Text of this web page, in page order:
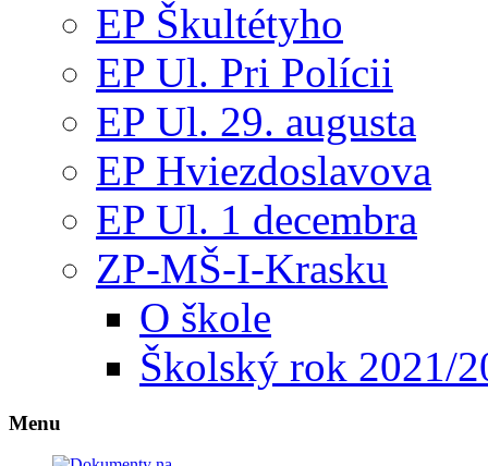
EP Škultétyho
EP Ul. Pri Polícii
EP Ul. 29. augusta
EP Hviezdoslavova
EP Ul. 1 decembra
ZP-MŠ-I-Krasku
O škole
Školský rok 2021/
Menu